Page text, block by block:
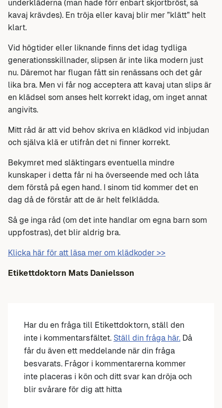
underkläderna (man hade förr enbart skjortbröst, så
kavaj krävdes). En tröja eller kavaj blir mer ”klätt” helt
klart.
Vid högtider eller liknande finns det idag tydliga
generationsskillnader, slipsen är inte lika modern just
nu. Däremot har flugan fått sin renässans och det går
lika bra. Men vi får nog acceptera att kavaj utan slips är
en klädsel som anses helt korrekt idag, om inget annat
angivits.
Mitt råd är att vid behov skriva en klädkod vid inbjudan
och själva klä er utifrån det ni finner korrekt.
Bekymret med släktingars eventuella mindre
kunskaper i detta får ni ha överseende med och låta
dem förstå på egen hand. I sinom tid kommer det en
dag då de förstår att de är helt felklädda.
Så ge inga råd (om det inte handlar om egna barn som
uppfostras), det blir aldrig bra.
Klicka här för att läsa mer om klädkoder >>
Etikettdoktorn Mats Danielsson
Har du en fråga till Etikettdoktorn, ställ den
inte i kommentarsfältet. Ställ din fråga här. Då
får du även ett meddelande när din fråga
besvarats. Frågor i kommentarerna kommer
inte placeras i kön och ditt svar kan dröja och
blir svårare för dig att hitta